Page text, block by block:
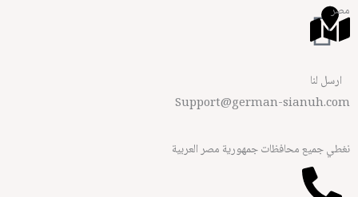
ارسل لنا
Support@german-sianuh.com
مصر
نغطي جميع محافظات جمهورية مصر العربية